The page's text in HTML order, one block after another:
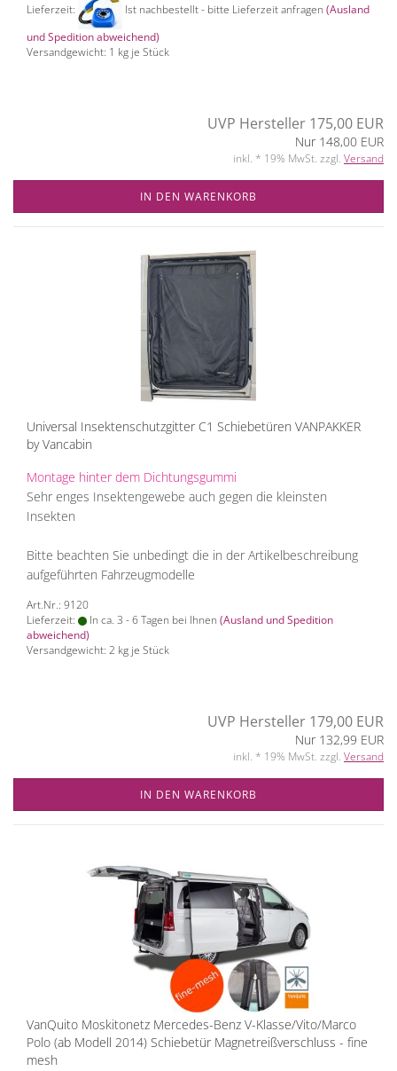
Lieferzeit:
Ist nachbestellt - bitte Lieferzeit anfragen (Ausland
und Spedition abweichend)
Versandgewicht: 1 kg je Stück
UVP Hersteller 175,00 EUR
Nur 148,00 EUR
inkl. * 19% MwSt. zzgl. Versand
IN DEN WARENKORB
Universal Insektenschutzgitter C1 Schiebetüren VANPAKKER
by Vancabin
Montage hinter dem Dichtungsgummi
Sehr enges Insektengewebe auch gegen die kleinsten
Insekten
Bitte beachten Sie unbedingt die in der Artikelbeschreibung
aufgeführten Fahrzeugmodelle
Art.Nr.: 9120
Lieferzeit:
In ca. 3 - 6 Tagen bei Ihnen (Ausland und Spedition
abweichend)
Versandgewicht: 2 kg je Stück
UVP Hersteller 179,00 EUR
Nur 132,99 EUR
inkl. * 19% MwSt. zzgl. Versand
IN DEN WARENKORB
VanQuito Moskitonetz Mercedes-Benz V-Klasse/Vito/Marco
Polo (ab Modell 2014) Schiebetür Magnetreißverschluss - fine
mesh